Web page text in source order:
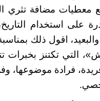
معطيات مضافة تثري
على استخدام
اقول ذلك
التي تكتنز بخبرات
فرادة موضوعها،